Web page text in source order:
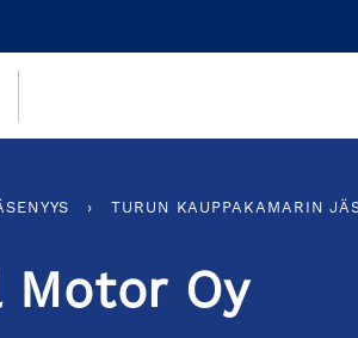
› TURUN KAUPPAKAMARIN
Motor Oy